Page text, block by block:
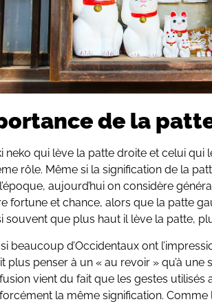
de la
neko qui lève la patte droite et celui qui
rôle. Même si la signification de la
aujourd’hui on considère
fortune et chance, alors que la patte
souvent que plus haut il lève la patte,
beaucoup d’Occidentaux ont
plus penser à un « au revoir » qu’à une
vient du fait que les gestes utilisés
forcément la même signification. Comme